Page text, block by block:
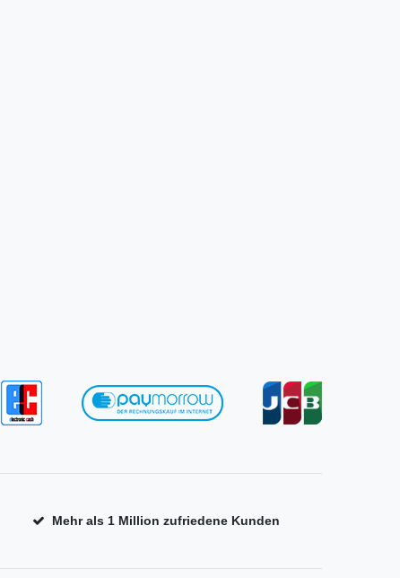
Mehr als 1 Million zufriedene Kunden